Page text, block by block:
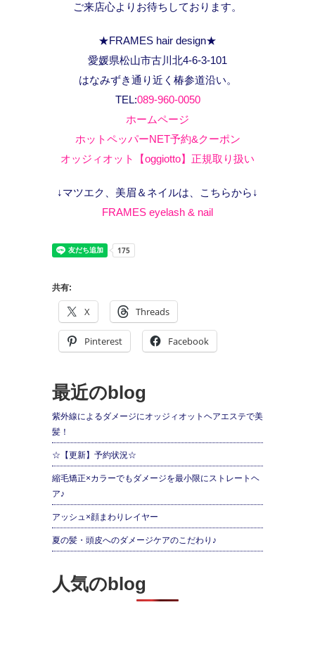
ご来店心よりお待ちしております。
★FRAMES hair design★
愛媛県松山市古川北4-6-3-101
はなみずき通り近く椿参道沿い。
TEL:089-960-0050
ホームページ
ホットペッパーNET予約&クーポン
オッジィオット【oggiotto】正規取り扱い
↓マツエク、美眉＆ネイルは、こちらから↓
FRAMES eyelash & nail
共有:
X Threads
Pinterest Facebook
最近のblog
紫外線によるダメージにオッジィオットヘアエステで美
髪！
☆【更新】予約状況☆
縮毛矯正×カラーでもダメージを最小限にストレートヘ
ア♪
アッシュ×顔まわりレイヤー
夏の髪・頭皮へのダメージケアのこだわり♪
人気のblog